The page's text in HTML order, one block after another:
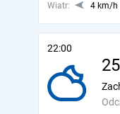
Wiatr:
4 km/h
22:00